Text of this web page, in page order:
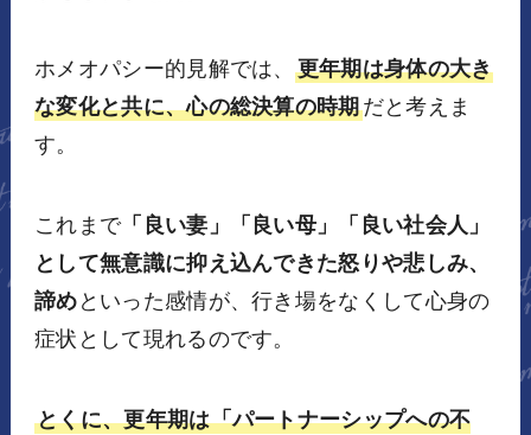
ホメオパシー的見解では、 更年期は身体の大き
な変化と共に、心の総決算の時期だと考えま
す。
これまで「良い妻」「良い母」「良い社会人」
として無意識に抑え込んできた怒りや悲しみ、
諦め といった感情が、行き場をなくして心身の
症状として現れるのです。
とくに、更年期は「パートナーシップへの不